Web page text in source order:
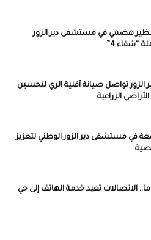
تنظير هضمي في مستشفى دير الزور
“شفاء 4”
الزور تواصل صيانة أقنية الري لتحسين
الزراعية
في مستشفى دير الزور الوطني لتعزيز
انقطاع 14 عاماً.. الاتصالات تعيد خدمة الهاتف إلى حي